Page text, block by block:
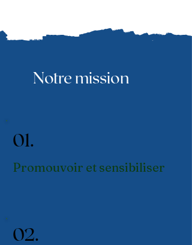
Notre mission
01.
Promouvoir et sensibiliser
02.